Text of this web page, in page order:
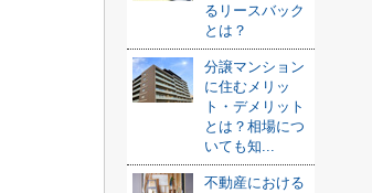
るリースバック
とは？
分譲マンション
に住むメリッ
ト・デメリット
とは？相場につ
いても知...
不動産における